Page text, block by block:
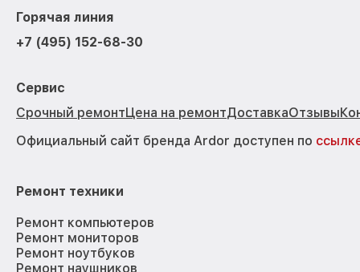
Горячая линия
+7 (495) 152-68-30
Сервис
Срочный ремонтЦена на ремонтДоставкаОтзывы
Официальный сайт бренда Ardor доступен по
Ремонт техники
Ремонт компьютеров
Ремонт мониторов
Ремонт ноутбуков
Ремонт наушников